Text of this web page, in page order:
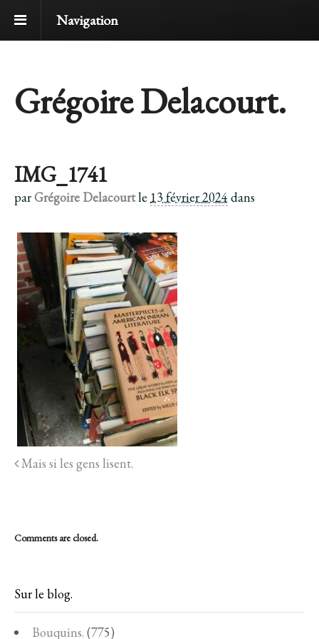
Navigation
Grégoire Delacourt.
IMG_1741
parGrégoire Delacourtle 13 février 2024 dans
Mais si les gens lisent.
Comments are closed.
Sur le blog.
Bouquins. (775)